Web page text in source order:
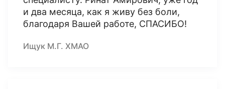
и два месяца, как я живу без боли,
благодаря Вашей работе, СПАСИБО!
Ищук М.Г. ХМАО